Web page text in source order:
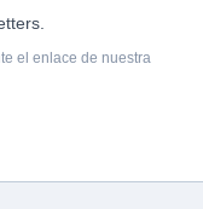
el enlace de nuestra